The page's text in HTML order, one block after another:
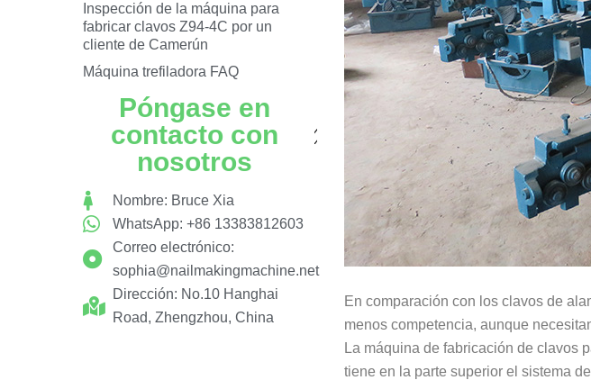
Inspección de la máquina para
fabricar clavos Z94-4C por un
cliente de Camerún
Máquina trefiladora FAQ
Póngase en
contacto con
nosotros
Nombre: Bruce Xia
WhatsApp: +86 13383812603
Correo electrónico:
sophia@nailmakingmachine.net
Dirección: No.10 Hanghai
Road, Zhengzhou, China
En comparación con los clavos de
menos competencia, aunque
La máquina de fabricación de clavos
tiene en la parte superior el sistema